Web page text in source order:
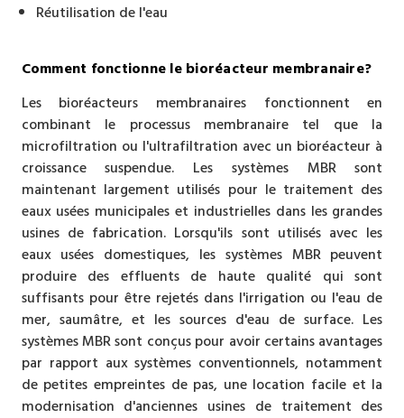
Réutilisation de l'eau
Comment fonctionne le bioréacteur membranaire?
Les bioréacteurs membranaires fonctionnent en
combinant le processus membranaire tel que la
microfiltration ou l'ultrafiltration avec un bioréacteur à
croissance suspendue. Les systèmes MBR sont
maintenant largement utilisés pour le traitement des
eaux usées municipales et industrielles dans les grandes
usines de fabrication. Lorsqu'ils sont utilisés avec les
eaux usées domestiques, les systèmes MBR peuvent
produire des effluents de haute qualité qui sont
suffisants pour être rejetés dans l'irrigation ou l'eau de
mer, saumâtre, et les sources d'eau de surface. Les
systèmes MBR sont conçus pour avoir certains avantages
par rapport aux systèmes conventionnels, notamment
de petites empreintes de pas, une location facile et la
modernisation d'anciennes usines de traitement des